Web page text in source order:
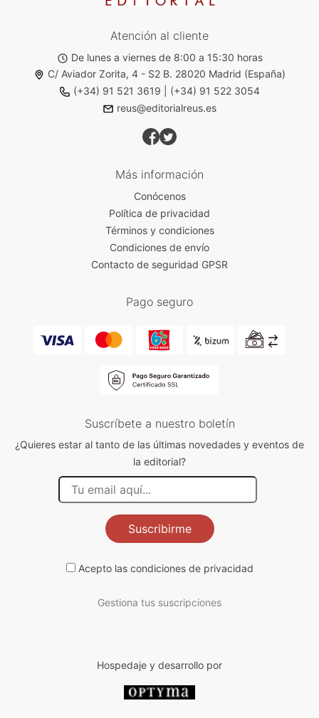
Atención al cliente
De lunes a viernes de 8:00 a 15:30 horas
C/ Aviador Zorita, 4 - S2 B. 28020 Madrid (España)
(+34) 91 521 3619
(+34) 91 522 3054
reus@editorialreus.es
Más información
Conócenos
Política de privacidad
Términos y condiciones
Condiciones de envío
Contacto de seguridad GPSR
Pago seguro
Suscríbete a nuestro boletín
¿Quieres estar al tanto de las últimas novedades y eventos de
la editorial?
Suscribirme
Acepto las condiciones de privacidad
Gestiona tus suscripciones
Hospedaje y desarrollo por